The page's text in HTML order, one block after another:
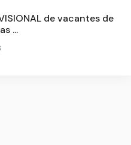
de vacantes de
...